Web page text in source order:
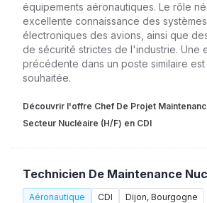
équipements aéronautiques. Le rôle
excellente connaissance des
électroniques des avions, ainsi que
de sécurité strictes de l'industrie. Une
précédente dans un poste similaire
souhaitée.
Découvrir l'offre Chef De Projet
Secteur Nucléaire (H/F) en CDI
Technicien De Maintenance
Aéronautique CDI Dijon, Bourgogne